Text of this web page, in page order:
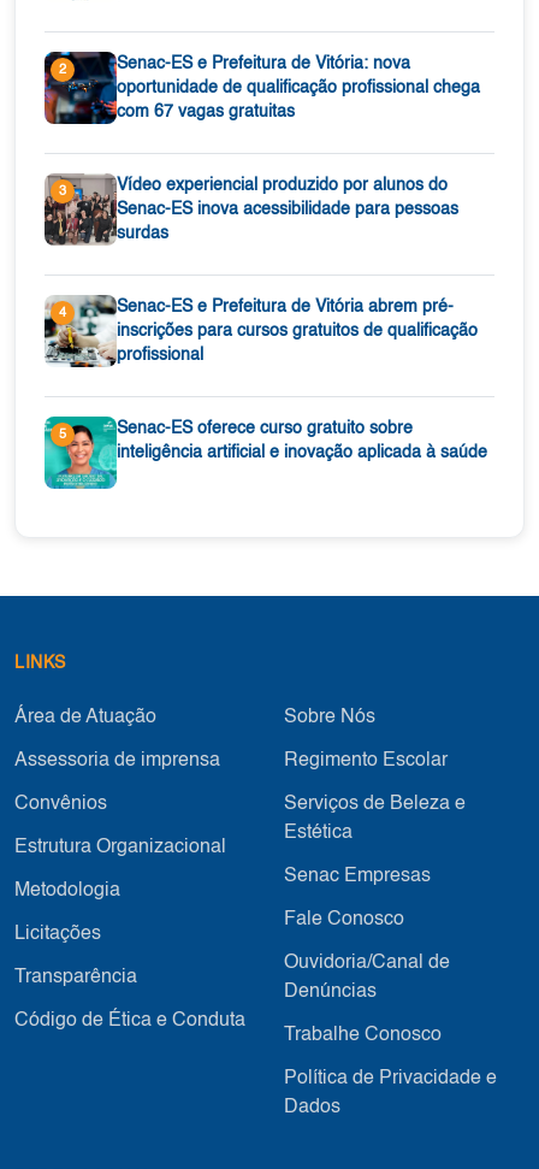
2
Senac-ES e Prefeitura de Vitória: nova
oportunidade de qualificação profissional chega
com 67 vagas gratuitas
3
Vídeo experiencial produzido por alunos do
Senac-ES inova acessibilidade para pessoas
surdas
4
Senac-ES e Prefeitura de Vitória abrem pré-
inscrições para cursos gratuitos de qualificação
profissional
5
Senac-ES oferece curso gratuito sobre
inteligência artificial e inovação aplicada à saúde
LINKS
Área de Atuação
Assessoria de imprensa
Convênios
Estrutura Organizacional
Metodologia
Licitações
Transparência
Código de Ética e Conduta
Sobre Nós
Regimento Escolar
Serviços de Beleza e
Estética
Senac Empresas
Fale Conosco
Ouvidoria/Canal de
Denúncias
Trabalhe Conosco
Política de Privacidade e
Dados